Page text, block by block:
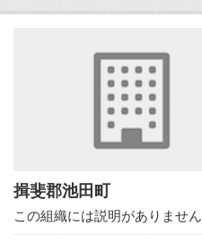
揖斐郡池田町
この組織には説明がありません